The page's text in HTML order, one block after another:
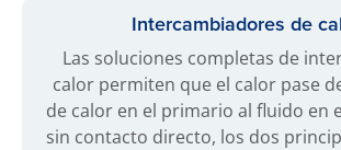
Intercambiadores de
Las soluciones completas de
calor permiten que el calor pase
de calor en el primario al fluido en
sin contacto directo, los dos